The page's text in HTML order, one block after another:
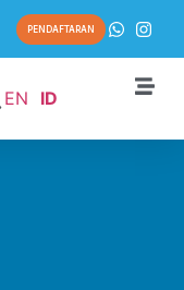
PENDAFTARAN
EN ID